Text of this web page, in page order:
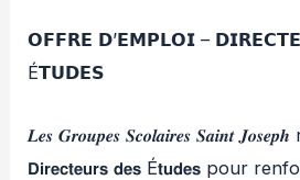
𝗢𝗙𝗙𝗥𝗘 𝗗’𝗘𝗠𝗣𝗟𝗢𝗜 –
É𝗧𝗨𝗗𝗘𝗦
𝑳𝒆𝒔 𝑮𝒓𝒐𝒖𝒑𝒆𝒔 𝑺𝒄𝒐𝒍𝒂𝒊𝒓𝒆𝒔 𝑺𝒂𝒊𝒏𝒕
𝗗𝗶𝗿𝗲𝗰𝘁𝗲𝘂𝗿𝘀 𝗱𝗲𝘀 É𝘁𝘂𝗱𝗲𝘀 pour